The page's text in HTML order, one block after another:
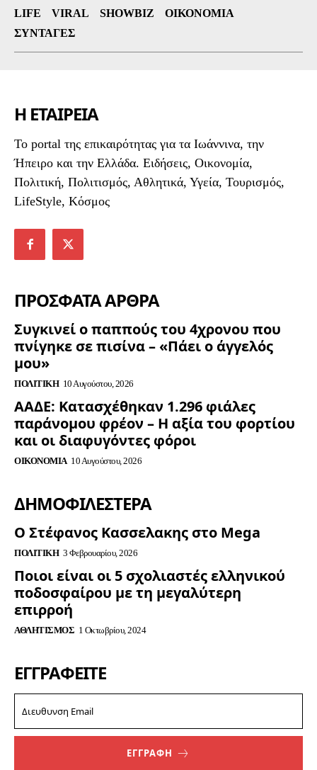
LIFE
VIRAL SHOWBIZ
ΟΙΚΟΝΟΜΊΑ
ΣΥΝΤΑΓΈΣ
Η ΕΤΑΙΡΕΙΑ
To portal της επικαιρότητας για τα Ιωάννινα, την
Ήπειρο και την Ελλάδα. Ειδήσεις, Οικονομία,
Πολιτική, Πολιτισμός, Αθλητικά, Υγεία, Τουρισμός,
LifeStyle, Κόσμος
ΠΡΟΣΦΑΤΑ ΑΡΘΡΑ
Συγκινεί ο παππούς του 4χρονου που
πνίγηκε σε πισίνα – «Πάει ο άγγελός
μου»
ΠΟΛΙΤΙΚΉ 10 Αυγούστου, 2026
ΑΑΔΕ: Κατασχέθηκαν 1.296 φιάλες
παράνομου φρέον – Η αξία του φορτίου
και οι διαφυγόντες φόροι
ΟΙΚΟΝΟΜΊΑ 10 Αυγούστου, 2026
ΔΗΜΟΦΙΛΈΣΤΕΡΑ
Ο Στέφανος Κασσελακης στο Mega
ΠΟΛΙΤΙΚΉ 3 Φεβρουαρίου, 2026
Ποιοι είναι οι 5 σχολιαστές ελληνικού
ποδοσφαίρου με τη μεγαλύτερη
επιρροή
ΑΘΛΗΤΙΣΜΌΣ 1 Οκτωβρίου, 2024
ΕΓΓΡΑΦΕΊΤΕ
ΕΓΓΡΑΦΗ